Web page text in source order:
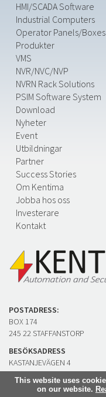
HMI/SCADA Software
Industrial Computers
Operator Panels/Boxes
Produkter
VMS
NVR/NVC/NVP
NVRN Rack Solutions
PSIM Software System
Download
Nyheter
Event
Utbildningar
Partner
Success Stories
Om Kentima
Jobba hos oss
Investerare
Kontakt
POSTADRESS:
BOX 174
245 22 STAFFANSTORP
BESÖKSADRESS
KASTANJEVÄGEN 4
245 44 STAFFANSTORP